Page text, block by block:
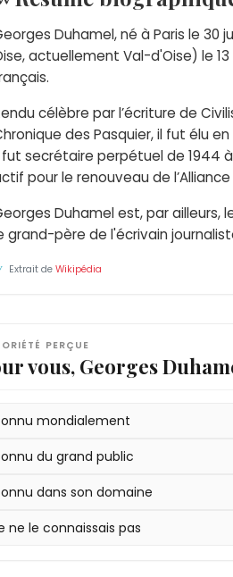
Duhamel, né à Paris le
actuellement Val-d'Oise) le
célèbre par l’écriture de
des Pasquier, il fut élu
fut secrétaire perpétuel de 1944
pour le renouveau de
Duhamel est, par
grand-père de l'écrivain
Extrait deWikipédia
PERÇUE
vous, Georges
mondialement
du grand public
dans son domaine
ne le connaissais pas